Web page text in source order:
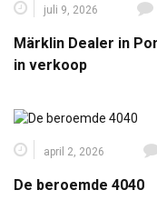
juli 9, 2026
Märklin Dealer in
in verkoop
april 2, 2026
De beroemde 4040